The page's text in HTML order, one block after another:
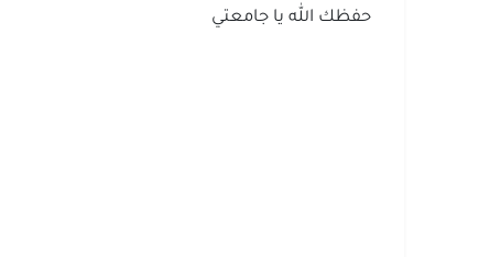
حفظك الله يا جامعتي